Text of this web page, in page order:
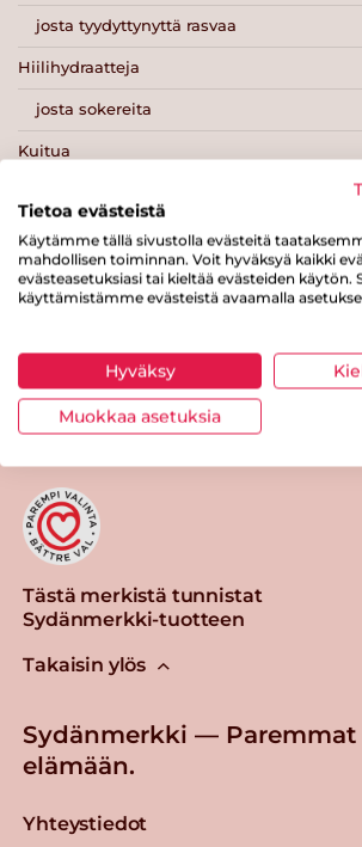
josta tyydyttynyttä rasvaa
Hiilihydraatteja
josta sokereita
Kuitua
Suolaa
Tulosta sivu Jaa tuote
Tästä merkistä tunnistat
Sydänmerkki-tuotteen
Takaisin ylös
Sydänmerkki — Paremmat
elämään.
Yhteystiedot
Tietoa evästeistä
Käytämme tällä sivustolla evästeitä
mahdollisen toiminnan. Voit hyväksyä kaikki
evästeasetuksiasi tai kieltää evästeiden käytön.
käyttämistämme evästeistä avaamalla
Hyväksy
Muokkaa asetuksia